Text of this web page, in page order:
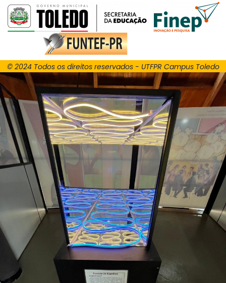
© 2024 Todos os direitos reservados - UTFPR Campus Toledo